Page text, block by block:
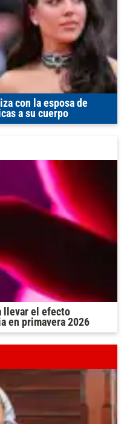
con la esposa de
a su cuerpo
llevar el efecto
en primavera 2026